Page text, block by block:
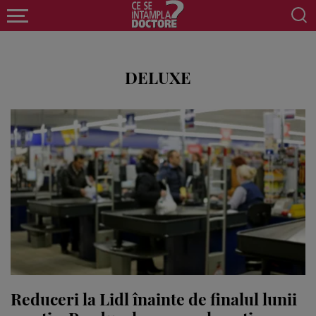
DELUXE
Reduceri la Lidl înainte de finalul lunii